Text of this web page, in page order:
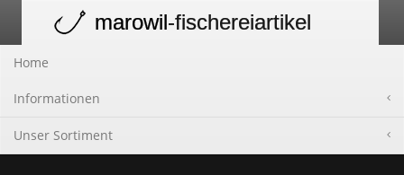
navigation
marowil-fischereiartikel
Home
Informationen
Unser Sortiment